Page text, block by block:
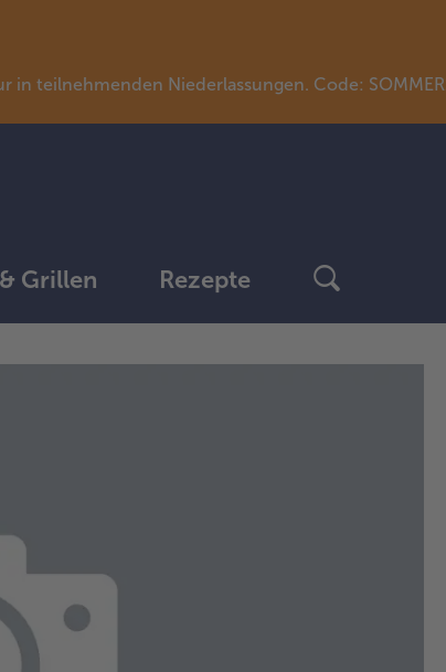
teilnehmenden Niederlassungen. Code:
Grillen Rezepte